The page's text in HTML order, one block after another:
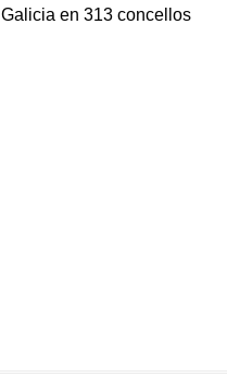
Galicia en 313 concellos